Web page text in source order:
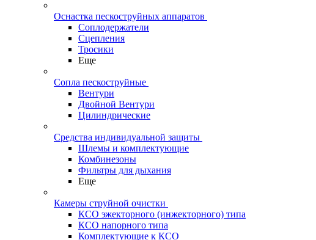
Оснастка пескоструйных аппаратов
Соплодержатели
Сцепления
Тросики
Еще
Сопла пескоструйные
Вентури
Двойной Вентури
Цилиндрические
Средства индивидуальной защиты
Шлемы и комплектующие
Комбинезоны
Фильтры для дыхания
Еще
Камеры струйной очистки
КСО эжекторного (инжекторного) типа
КСО напорного типа
Комплектующие к КСО